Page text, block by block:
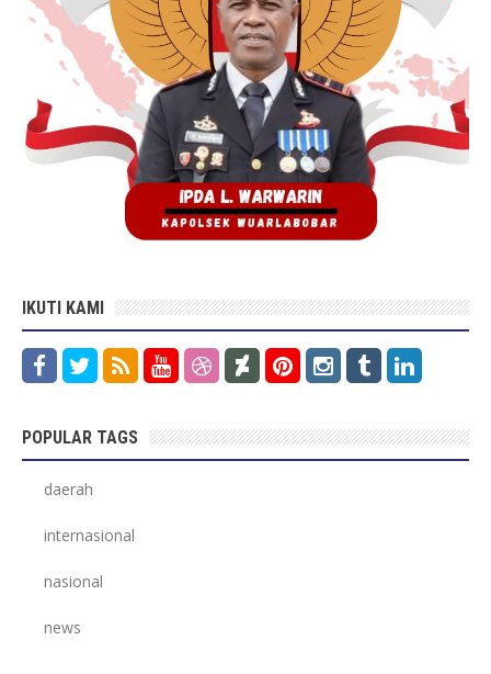
IKUTI KAMI
POPULAR TAGS
daerah
internasional
nasional
news